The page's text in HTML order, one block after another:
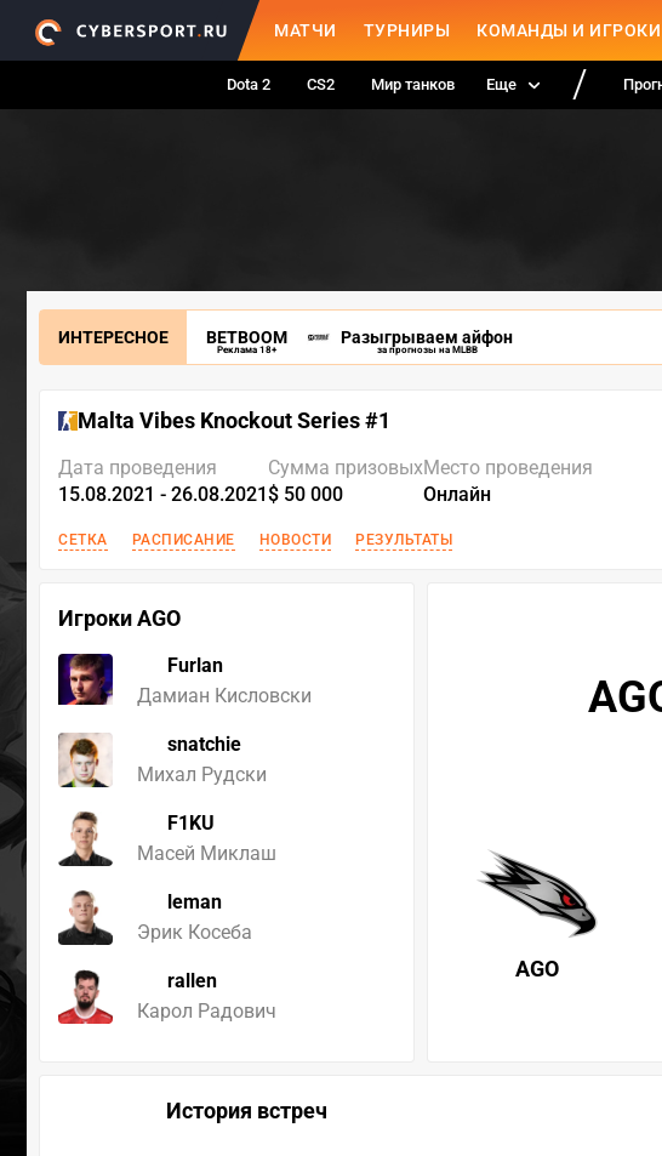
МАТЧИ ТУРНИРЫ КОМАНДЫ И ИГРОКИ
Dota 2 CS2 Мир танков Еще
ИНТЕРЕСНОЕ BETBOOM
Реклама 18+
Разыгрываем айфон
за прогнозы на MLBB
Malta Vibes Knockout Series #1
Дата проведения
15.08.2021 - 26.08.2021
Сумма призовых
$ 50 000
Место проведения
Онлайн
СЕТКА РАСПИСАНИЕ НОВОСТИ РЕЗУЛЬТАТЫ
Игроки AGO
Furlan
Дамиан Кисловски
snatchie
Михал Рудски
F1KU
Масей Миклаш
leman
Эрик Косеба
rallen
Карол Радович
AGO
История встреч